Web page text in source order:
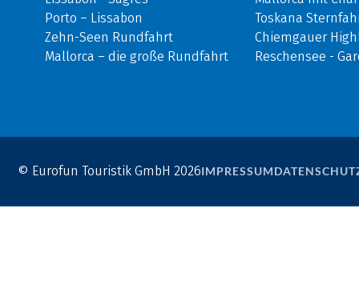
Porto – Lissabon
Zehn-Seen Rundfahrt
Mallorca – die große Rundfahrt
Toskana
Chiemgauer
Reschensee -
© Eurofun Touristik GmbH 2026IMPRESSUM